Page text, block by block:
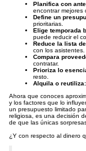
Planifica con
encontrar mejores
Define un
prioritarias.
Elige temporada
puede reducir el
Reduce la lista
con los asistentes.
Compara
contratar.
Prioriza lo
resto.
Alquila o reutiliza:
Ahora que conoces
y los factores que lo
un presupuesto limitado
religiosa, es una decisión
de que las únicas
¿Y con respecto al dinero